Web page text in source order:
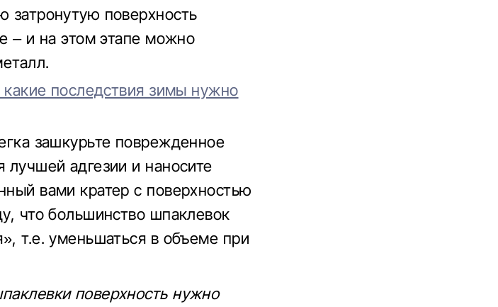
затронутую поверхность
– и на этом этапе можно
какие последствия зимы нужно
зашкурьте поврежденное
адгезии и наносите
вами кратер с поверхностью
что большинство шпаклевок
т.е. уменьшаться в объеме при
поверхность нужно